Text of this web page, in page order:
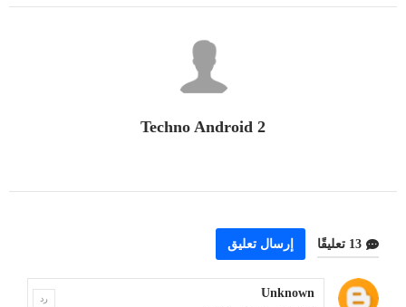
2 Techno Android
13 تعليقًا إرسال تعليق
Unknown رد